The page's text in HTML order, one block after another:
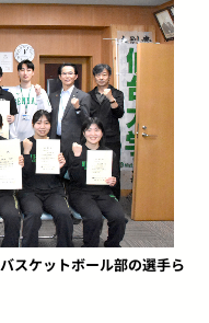
スケットボール部の選手ら